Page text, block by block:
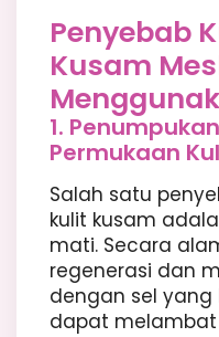
Penyebab
Kusam
1.
Permukaan
Salah satu
kulit kusam
mati. Secara
regenerasi dan
dengan sel yang
dapat melambat